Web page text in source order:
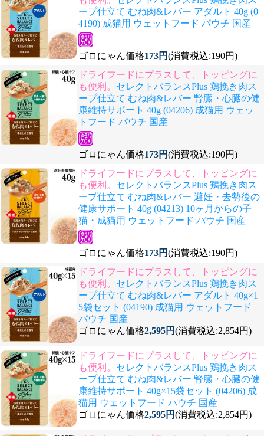
ープ仕立て むね肉&レバー アダルト 40g (0
4190) 成猫用 ウェットフード パウチ 国産
ゴロにゃん価格173円(消費税込:190円)
ドライフードにプラスして、トッピングに
も便利。 セレクトバランスPlus 鶏挽き肉ス
ープ仕立て むね肉&レバー 腎臓・心臓の健
康維持サポート 40g (04206) 成猫用 ウェッ
トフード パウチ 国産
ゴロにゃん価格173円(消費税込:190円)
ドライフードにプラスして、トッピングに
も便利。 セレクトバランスPlus 鶏挽き肉ス
ープ仕立て むね肉&レバー 避妊・去勢後の
健康サポート 40g (04213) 10ヶ月からの子
猫・成猫用 ウェットフード パウチ 国産
ゴロにゃん価格173円(消費税込:190円)
ドライフードにプラスして、トッピングに
も便利。 セレクトバランスPlus 鶏挽き肉ス
ープ仕立て むね肉&レバー アダルト 40g×1
5袋セット (04190) 成猫用 ウェットフード
パウチ 国産
ゴロにゃん価格2,595円(消費税込:2,854円)
ドライフードにプラスして、トッピングに
も便利。 セレクトバランスPlus 鶏挽き肉ス
ープ仕立て むね肉&レバー 腎臓・心臓の健
康維持サポート 40g×15袋セット (04206) 成
猫用 ウェットフード パウチ 国産
ゴロにゃん価格2,595円(消費税込:2,854円)